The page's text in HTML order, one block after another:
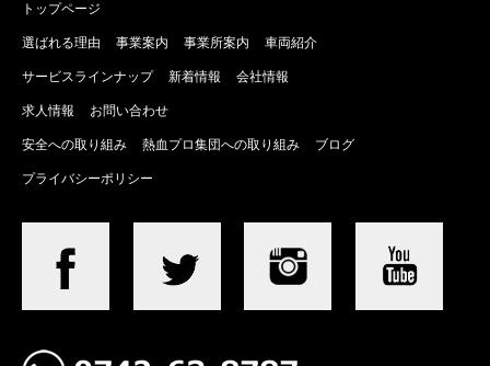
トップページ
選ばれる理由 事業案内 事業所案内 車両紹介
サービスラインナップ 新着情報 会社情報
求人情報 お問い合わせ
安全への取り組み 熱血プロ集団への取り組み ブログ
プライバシーポリシー